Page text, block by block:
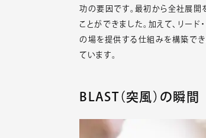
功の要因です。最初から全社展開
ことができました。加えて、リー
の場を提供する仕組みを構築で
ています。
BLAST（突風）の瞬間